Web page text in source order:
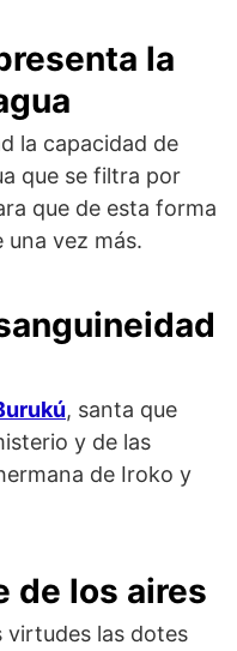
la
la capacidad de
que se filtra por
que de esta forma
una vez más.
, santa que
y de las
de Iroko y
de los aires
virtudes las dotes